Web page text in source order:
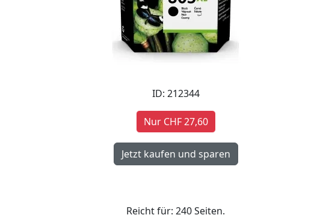
ID: 212344
Nur CHF 27,60
Reicht für: 240 Seiten.